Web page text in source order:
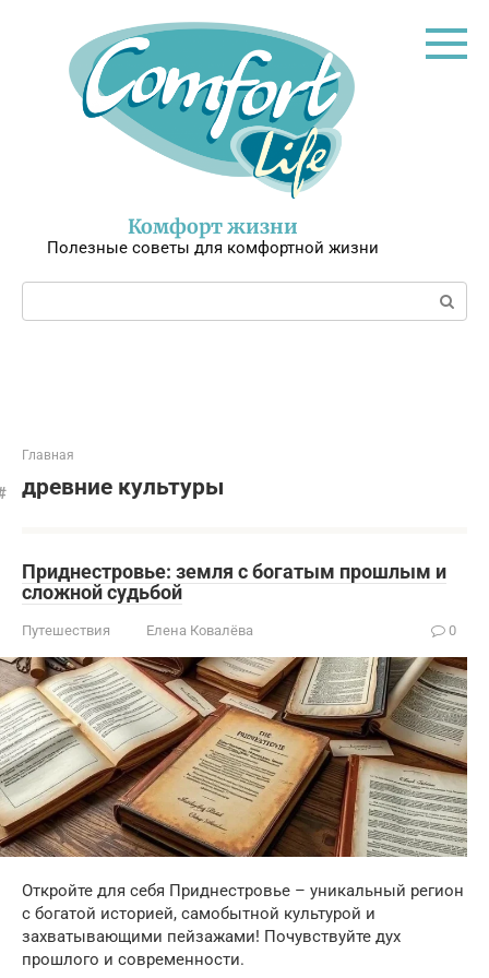
Комфорт жизни
Полезные советы для комфортной жизни
Поиск:
Главная
древние культуры
Приднестровье: земля с богатым прошлым и
сложной судьбой
Путешествия Елена Ковалёва 0
Откройте для себя Приднестровье – уникальный регион
с богатой историей, самобытной культурой и
захватывающими пейзажами! Почувствуйте дух
прошлого и современности.